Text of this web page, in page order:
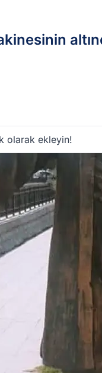
olarak ekleyin!